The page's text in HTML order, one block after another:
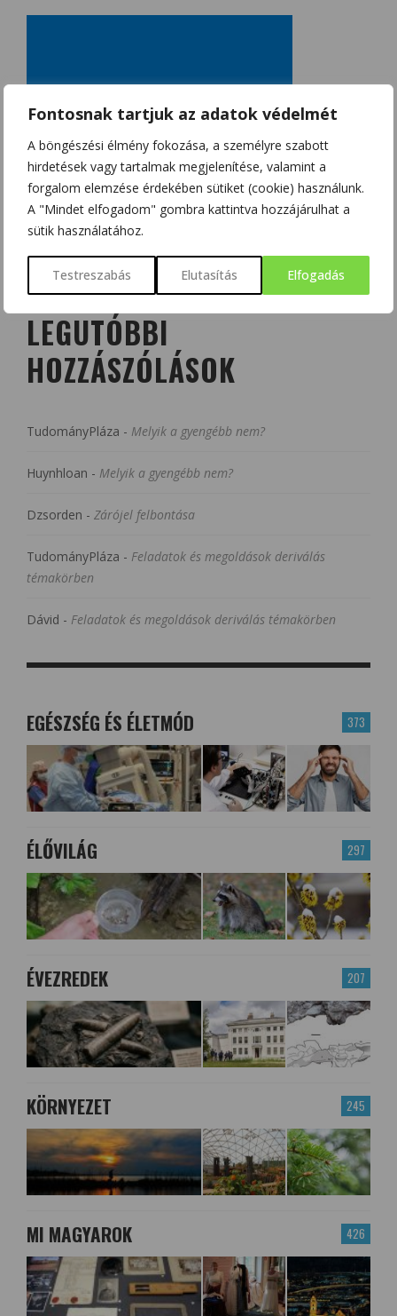
Fontosnak tartjuk az adatok védelmét
A böngészési élmény fokozása, a személyre szabott
hirdetések vagy tartalmak megjelenítése, valamint a
forgalom elemzése érdekében sütiket (cookie) használunk.
A "Mindet elfogadom" gombra kattintva hozzájárulhat a
sütik használatához.
Testreszabás Elutasítás Elfogadás
LEGUTÓBBI
HOZZÁSZÓLÁSOK
TudományPláza - Melyik a gyengébb nem?
Huynhloan - Melyik a gyengébb nem?
Dzsorden - Zárójel felbontása
TudományPláza - Feladatok és megoldások deriválás
témakörben
Dávid - Feladatok és megoldások deriválás témakörben
373
EGÉSZSÉG ÉS ÉLETMÓD
297
ÉLŐVILÁG
207
ÉVEZREDEK
245
KÖRNYEZET
426
MI MAGYAROK